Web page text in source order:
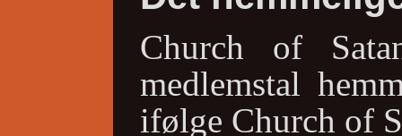
Church of
medlemstal
ifølge Church of